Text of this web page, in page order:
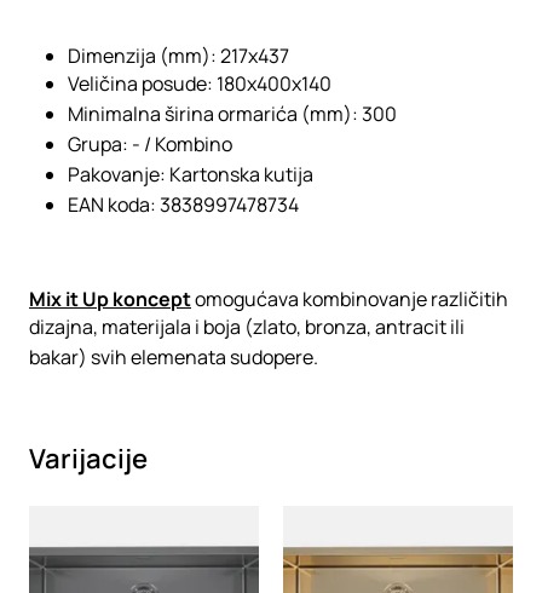
Dimenzija (mm):217x437
Veličina posude: 180x400x140
Minimalna širina ormarića (mm):300
Grupa: - / Kombino
Pakovanje: Kartonska kutija
EAN koda:3838997478734
Mix it Up konceptomogućava kombinovanje različitih
dizajna, materijala i boja (zlato, bronza, antracit ili
bakar) svih elemenata sudopere.
Varijacije